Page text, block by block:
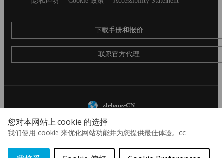
您对本网站上 cookie 的选择
我们使用 cookie 来优化网站功能并为您提供最佳体验。cc
下载手册和报价
联系官方代理
zh-hans-CN
© 2026 Aspect International Language Academies Ltd, Reg No: 2162156 / VAT
No: 152088224 / Reg office: 5 Bloomsbury Place, London, England, WC1A 2QP